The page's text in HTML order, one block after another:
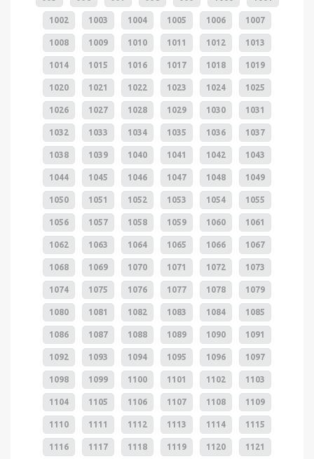
1002 1003 1004 1005 1006 1007
1008 1009 1010 1011 1012 1013
1014 1015 1016 1017 1018 1019
1020 1021 1022 1023 1024 1025
1026 1027 1028 1029 1030 1031
1032 1033 1034 1035 1036 1037
1038 1039 1040 1041 1042 1043
1044 1045 1046 1047 1048 1049
1050 1051 1052 1053 1054 1055
1056 1057 1058 1059 1060 1061
1062 1063 1064 1065 1066 1067
1068 1069 1070 1071 1072 1073
1074 1075 1076 1077 1078 1079
1080 1081 1082 1083 1084 1085
1086 1087 1088 1089 1090 1091
1092 1093 1094 1095 1096 1097
1098 1099 1100 1101 1102 1103
1104 1105 1106 1107 1108 1109
1110 1111 1112 1113 1114 1115
1116 1117 1118 1119 1120 1121